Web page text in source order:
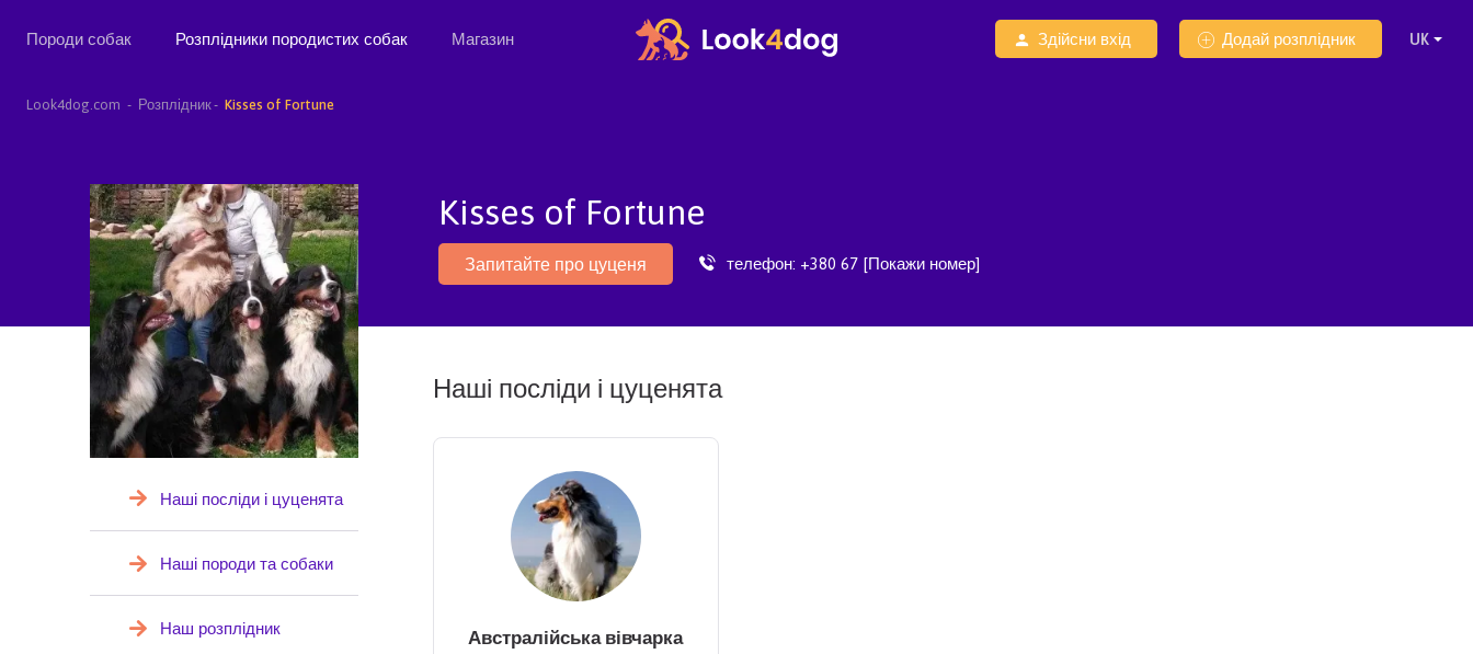
Породи собак Розплідники породистих собак Магазин Здійсни вхід Додай розплідник
Look4dog.com Розплідник Kisses of Fortune
Kisses of Fortune
Запитайте про цуценя телефон: +380 67 [Покажи номер]
Наші посліди і цуценята
Наші породи та собаки
Наш розплідник
Наші посліди і цуценята
Австралійська вівчарка